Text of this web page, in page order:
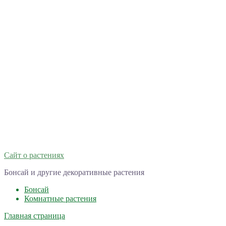
Сайт о растениях
Бонсай и другие декоративные растения
Бонсай
Комнатные растения
Главная страница